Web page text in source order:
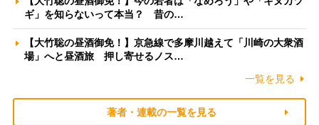
ギ」を知らないって本当？ 昔の…
【大竹聡の昼酒御免！】京急線で多摩川越えて「川崎の大衆酒
場」へと昼酒旅 押し寄せるノス…
一覧を見る
著者・連載の一覧を見る